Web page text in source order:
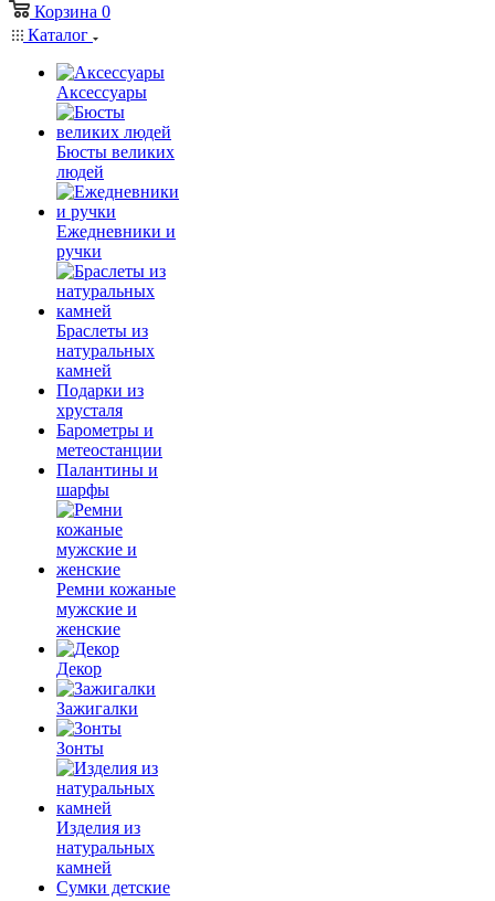
Корзина 0
Каталог
Аксессуары
Бюсты великих
людей
Ежедневники и
ручки
Браслеты из
натуральных
камней
Подарки из
хрусталя
Барометры и
метеостанции
Палантины и
шарфы
Ремни кожаные
мужские и
женские
Декор
Зажигалки
Зонты
Изделия из
натуральных
камней
Сумки детские